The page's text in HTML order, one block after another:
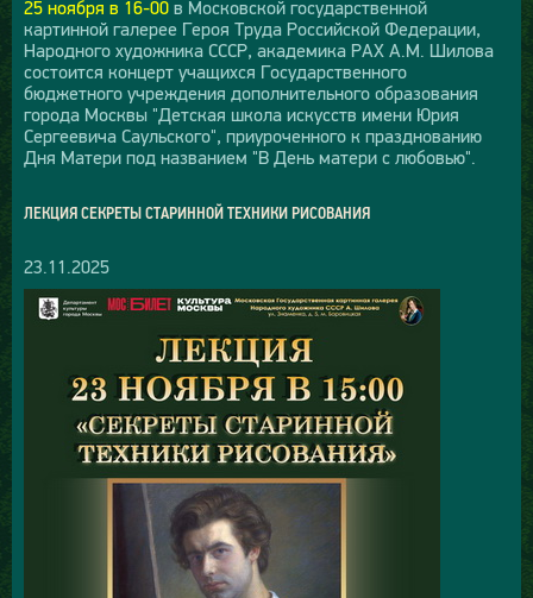
25 ноября в 16-00 в Московской государственной
картинной галерее Героя Труда Российской Федерации,
Народного художника СССР, академика РАХ А.М. Шилова
состоится концерт учащихся Государственного
бюджетного учреждения дополнительного образования
города Москвы "Детская школа искусств имени Юрия
Сергеевича Саульского", приуроченного к празднованию
Дня Матери под названием "В День матери с любовью".
ЛЕКЦИЯ СЕКРЕТЫ СТАРИННОЙ ТЕХНИКИ РИСОВАНИЯ
23.11.2025